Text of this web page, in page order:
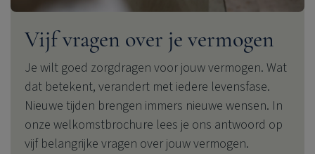
Vijf vragen over je vermogen
Je wilt goed zorgdragen voor jouw vermogen. Wat
dat betekent, verandert met iedere levensfase.
Nieuwe tijden brengen immers nieuwe wensen. In
onze welkomstbrochure lees je ons antwoord op
vijf belangrijke vragen over jouw vermogen.